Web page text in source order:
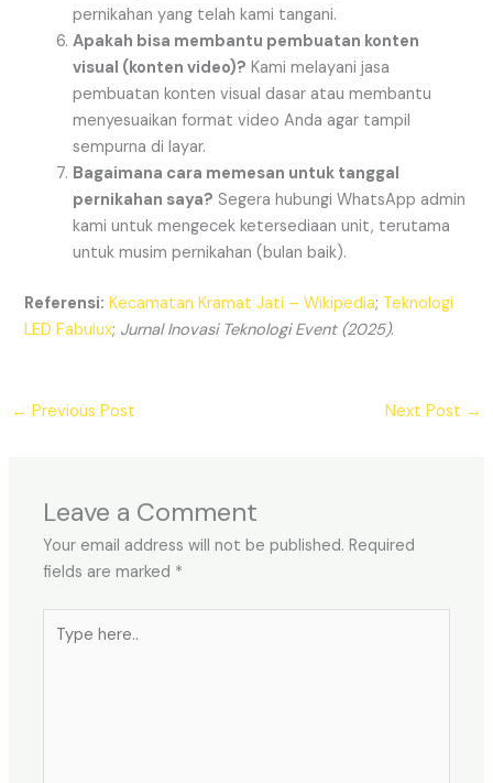
pernikahan yang telah kami tangani.
Apakah bisa membantu pembuatan konten
visual (konten video)? Kami melayani jasa
pembuatan konten visual dasar atau membantu
menyesuaikan format video Anda agar tampil
sempurna di layar.
Bagaimana cara memesan untuk tanggal
pernikahan saya? Segera hubungi WhatsApp admin
kami untuk mengecek ketersediaan unit, terutama
untuk musim pernikahan (bulan baik).
Referensi: Kecamatan Kramat Jati – Wikipedia; Teknologi
LED Fabulux; Jurnal Inovasi Teknologi Event (2025).
← Previous Post Next Post →
Leave a Comment
Your email address will not be published. Required
fields are marked *
here..